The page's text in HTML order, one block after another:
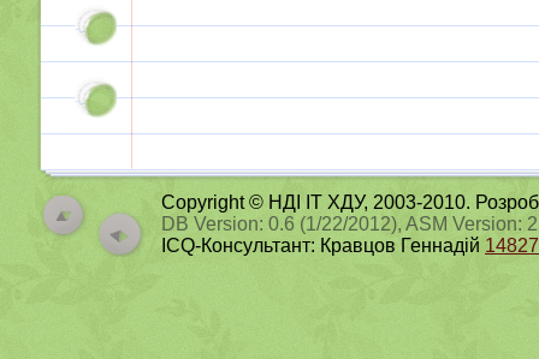
Copyright © НДІ ІТ ХДУ, 2003-2010.
DB Version: 0.6 (1/22/2012), ASM Version:
ICQ-Консультант: Кравцов Геннадій